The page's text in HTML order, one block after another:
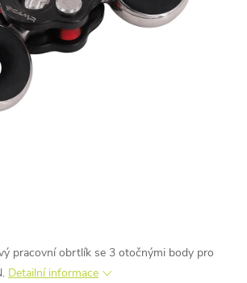
pracovní obrtlík se 3 otočnými body pro
Detailní informace